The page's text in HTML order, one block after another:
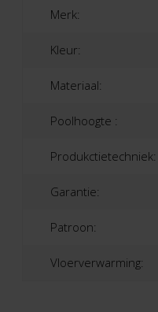
Merk:
Kleur:
Materiaal:
Poolhoogte :
Produkctietechniek:
Garantie:
Patroon:
Vloerverwarming: